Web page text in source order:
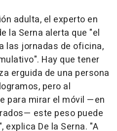
adulta, el experto en
la Serna alerta que "el
las jornadas de oficina,
Hay que tener
erguida de una persona
pero al
para mirar el móvil —en
este peso puede
De la Serna. "A